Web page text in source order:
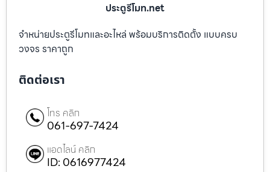
ประตูรีโมท.net
จำหน่ายประตูรีโมทและอะไหล่ พร้อมบริการติดตั้ง แบบครบ
วงจร ราคาถูก
ติดต่อเรา
โทร คลิก
061-697-7424
แอดไลน์ คลิก
ID: 0616977424